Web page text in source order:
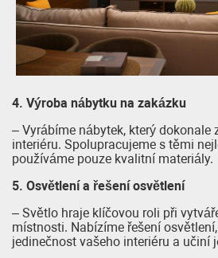
4. Výroba nábytku na zakázku
– Vyrábíme nábytek, který dokonale
interiéru. Spolupracujeme s těmi
používáme pouze kvalitní materiály.
5. Osvětlení a řešení osvětlení
– Světlo hraje klíčovou roli při
místnosti. Nabízíme řešení
jedinečnost vašeho interiéru a učiní